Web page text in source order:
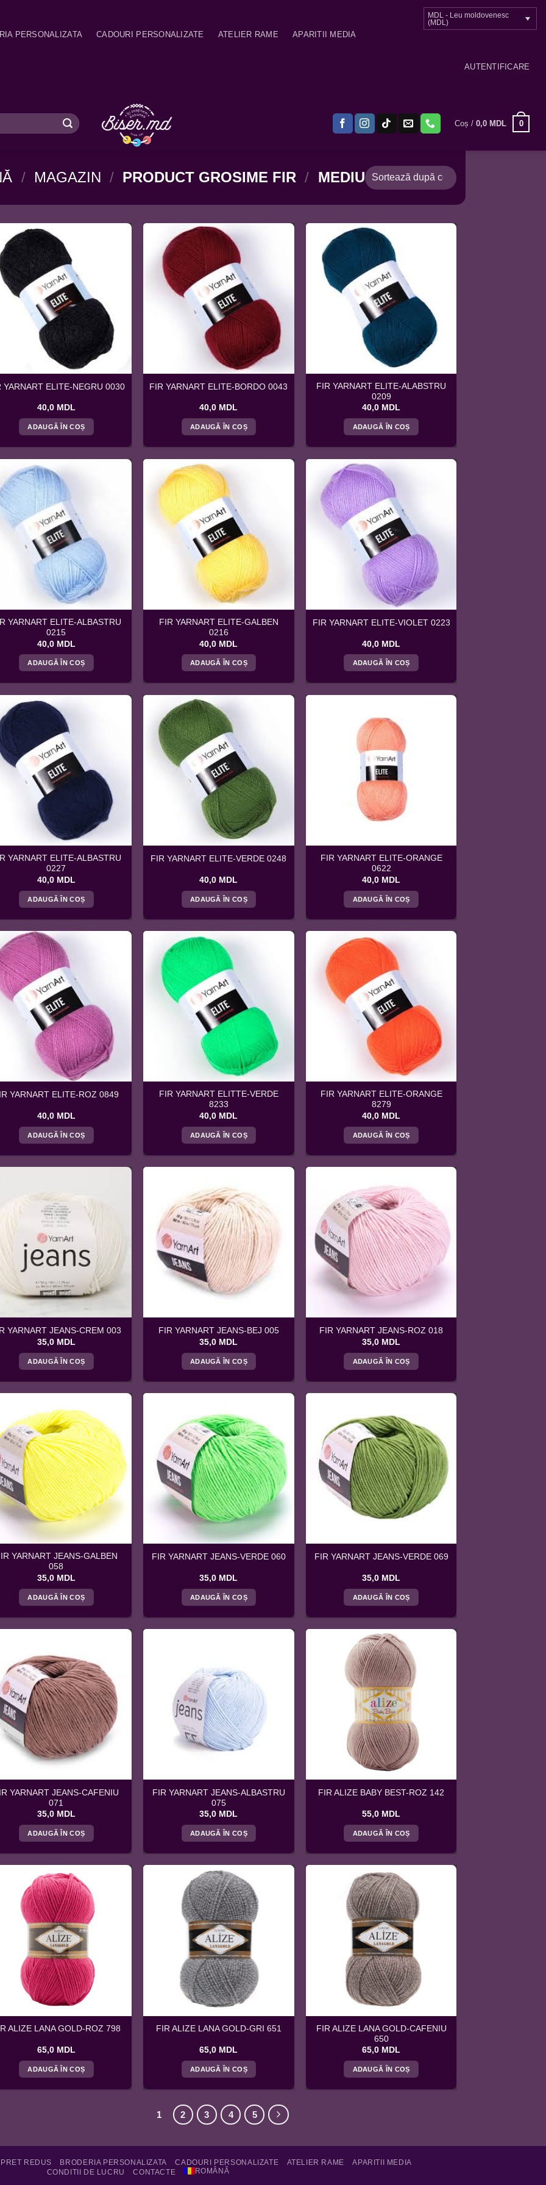
PERSONALIZATA CADOURI PERSONALIZATE ATELIER RAME APARITII MEDIA
MDL - Leu moldovenesc
(MDL)
AUTENTIFICARE
Coș /0,0 MDL 0
/ MAGAZIN / PRODUCT GROSIME FIR / MEDIU
YARNART ELITE-NEGRU 0030
40,0 MDL
ADAUGĂ ÎN COȘ
FIR YARNART ELITE-BORDO 0043
40,0 MDL
ADAUGĂ ÎN COȘ
FIR YARNART ELITE-ALABSTRU
0209
40,0 MDL
ADAUGĂ ÎN COȘ
YARNART ELITE-ALBASTRU
0215
40,0 MDL
ADAUGĂ ÎN COȘ
FIR YARNART ELITE-GALBEN
0216
40,0 MDL
ADAUGĂ ÎN COȘ
FIR YARNART ELITE-VIOLET 0223
40,0 MDL
ADAUGĂ ÎN COȘ
YARNART ELITE-ALBASTRU
0227
40,0 MDL
ADAUGĂ ÎN COȘ
FIR YARNART ELITE-VERDE 0248
40,0 MDL
ADAUGĂ ÎN COȘ
FIR YARNART ELITE-ORANGE
0622
40,0 MDL
ADAUGĂ ÎN COȘ
YARNART ELITE-ROZ 0849
40,0 MDL
ADAUGĂ ÎN COȘ
FIR YARNART ELITTE-VERDE
8233
40,0 MDL
ADAUGĂ ÎN COȘ
FIR YARNART ELITE-ORANGE
8279
40,0 MDL
ADAUGĂ ÎN COȘ
YARNART JEANS-CREM 003
35,0 MDL
ADAUGĂ ÎN COȘ
FIR YARNART JEANS-BEJ 005
35,0 MDL
ADAUGĂ ÎN COȘ
FIR YARNART JEANS-ROZ 018
35,0 MDL
ADAUGĂ ÎN COȘ
YARNART JEANS-GALBEN
058
35,0 MDL
ADAUGĂ ÎN COȘ
FIR YARNART JEANS-VERDE 060
35,0 MDL
ADAUGĂ ÎN COȘ
FIR YARNART JEANS-VERDE 069
35,0 MDL
ADAUGĂ ÎN COȘ
YARNART JEANS-CAFENIU
071
35,0 MDL
ADAUGĂ ÎN COȘ
FIR YARNART JEANS-ALBASTRU
075
35,0 MDL
ADAUGĂ ÎN COȘ
FIR ALIZE BABY BEST-ROZ 142
55,0 MDL
ADAUGĂ ÎN COȘ
ALIZE LANA GOLD-ROZ 798
65,0 MDL
ADAUGĂ ÎN COȘ
FIR ALIZE LANA GOLD-GRI 651
65,0 MDL
ADAUGĂ ÎN COȘ
FIR ALIZE LANA GOLD-CAFENIU
650
65,0 MDL
ADAUGĂ ÎN COȘ
1 2 3 4 5
REDUS BRODERIA PERSONALIZATA CADOURI PERSONALIZATE ATELIER RAME
APARITII MEDIA
CONDITII DE LUCRU
CONTACTE ROMÂNĂ